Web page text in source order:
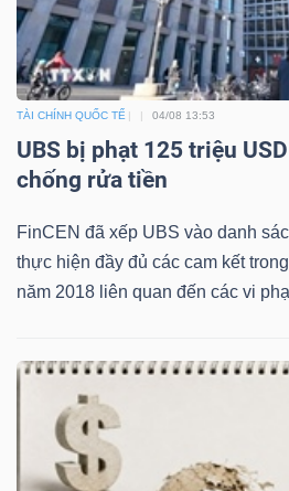
TÀI CHÍNH QUỐC TẾ 04/08 13:53
UBS bị phạt 125 triệu
chống rửa tiền
FinCEN đã xếp UBS vào danh
thực hiện đầy đủ các cam kết
năm 2018 liên quan đến các vi
liệu
tài
chính